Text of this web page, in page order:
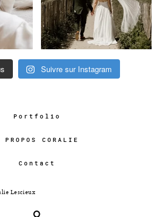
Suivre sur Instagram
Portfolio
PROPOS CORALIE
Contact
Lescieux